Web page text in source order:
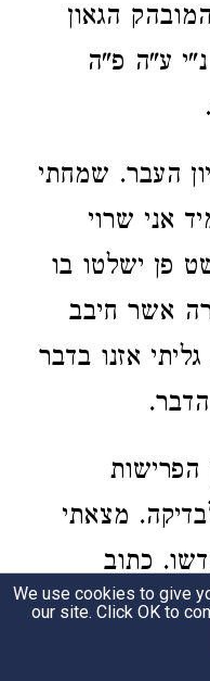
הגאון
ע"ה פ"ה
העבר. שמחתי
אני שרוי
פן ישלטו בו
אשר חיבב
אזנו בדבר
הפרישות
מצאתי
כתוב
אשלח לו
לדברי
We use cookies to give
our site. Click OK to